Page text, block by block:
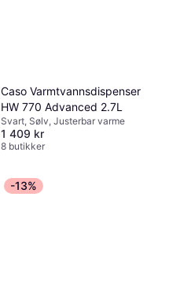
Caso Varmtvannsdispenser
HW 770 Advanced 2.7L
Svart, Sølv, Justerbar varme
1 409 kr
8 butikker
-13%